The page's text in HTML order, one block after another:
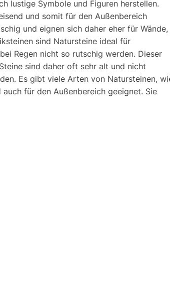
lustige Symbole und Figuren herstellen.
und somit für den Außenbereich
und eignen sich daher eher für Wände,
sind Natursteine ​​ideal für
Regen nicht so rutschig werden. Dieser
​​sind daher oft sehr alt und nicht
Es gibt viele Arten von Natursteinen,
für den Außenbereich geeignet. Sie